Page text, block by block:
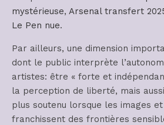
mystérieuse, Arsenal transfert
Le Pen nue.
Par ailleurs, une dimension
dont le public interprète
artistes: être « forte et
la perception de liberté, mais
plus soutenu lorsque les images
franchissent des frontières